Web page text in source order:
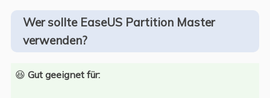
Wer sollte EaseUS Partition Master
verwenden?
😆 Gut geeignet für: